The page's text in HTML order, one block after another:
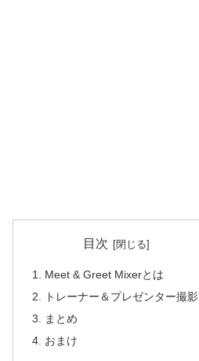
目次
Meet & Greet Mixerとは
トレーナー＆プレゼンター撮影
まとめ
おまけ